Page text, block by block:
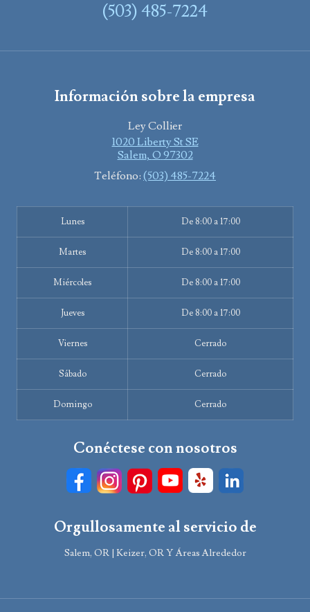
(503) 485-7224
Información sobre la empresa
Ley Collier
1020 Liberty St SE
Salem, O 97302
Teléfono: (503) 485-7224
Lunes De 8:00 a 17:00
Martes De 8:00 a 17:00
Miércoles De 8:00 a 17:00
Jueves De 8:00 a 17:00
Viernes Cerrado
Sábado Cerrado
Domingo Cerrado
Conéctese con nosotros
Orgullosamente al servicio de
Salem, OR | Keizer, OR Y Áreas Alrededor